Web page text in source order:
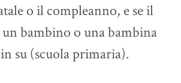
o il compleanno, e se il
bambino o una bambina
su (scuola primaria).